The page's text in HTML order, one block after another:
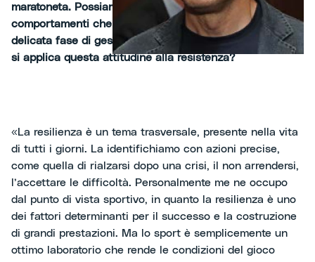
maratoneta. Possiamo applicare questa affermazione ai
comportamenti che vanno messi in atto in questa
delicata fase di gestione dell’emergenza? In che ambito
si applica questa attitudine alla resistenza?
«La resilienza è un tema trasversale, presente nella vita
di tutti i giorni. La identifichiamo con azioni precise,
come quella di rialzarsi dopo una crisi, il non arrendersi,
l’accettare le difficoltà. Personalmente me ne occupo
dal punto di vista sportivo, in quanto la resilienza è uno
dei fattori determinanti per il successo e la costruzione
di grandi prestazioni. Ma lo sport è semplicemente un
ottimo laboratorio che rende le condizioni del gioco